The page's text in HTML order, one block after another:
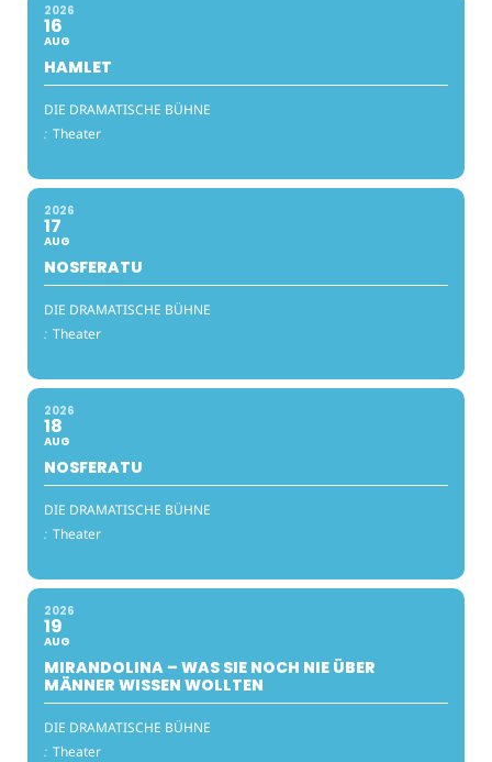
2026
16
AUG
HAMLET
DIE DRAMATISCHE BÜHNE
: Theater
2026
17
AUG
NOSFERATU
DIE DRAMATISCHE BÜHNE
: Theater
2026
18
AUG
NOSFERATU
DIE DRAMATISCHE BÜHNE
: Theater
2026
19
AUG
MIRANDOLINA – WAS SIE NOCH NIE ÜBER
MÄNNER WISSEN WOLLTEN
DIE DRAMATISCHE BÜHNE
: Theater